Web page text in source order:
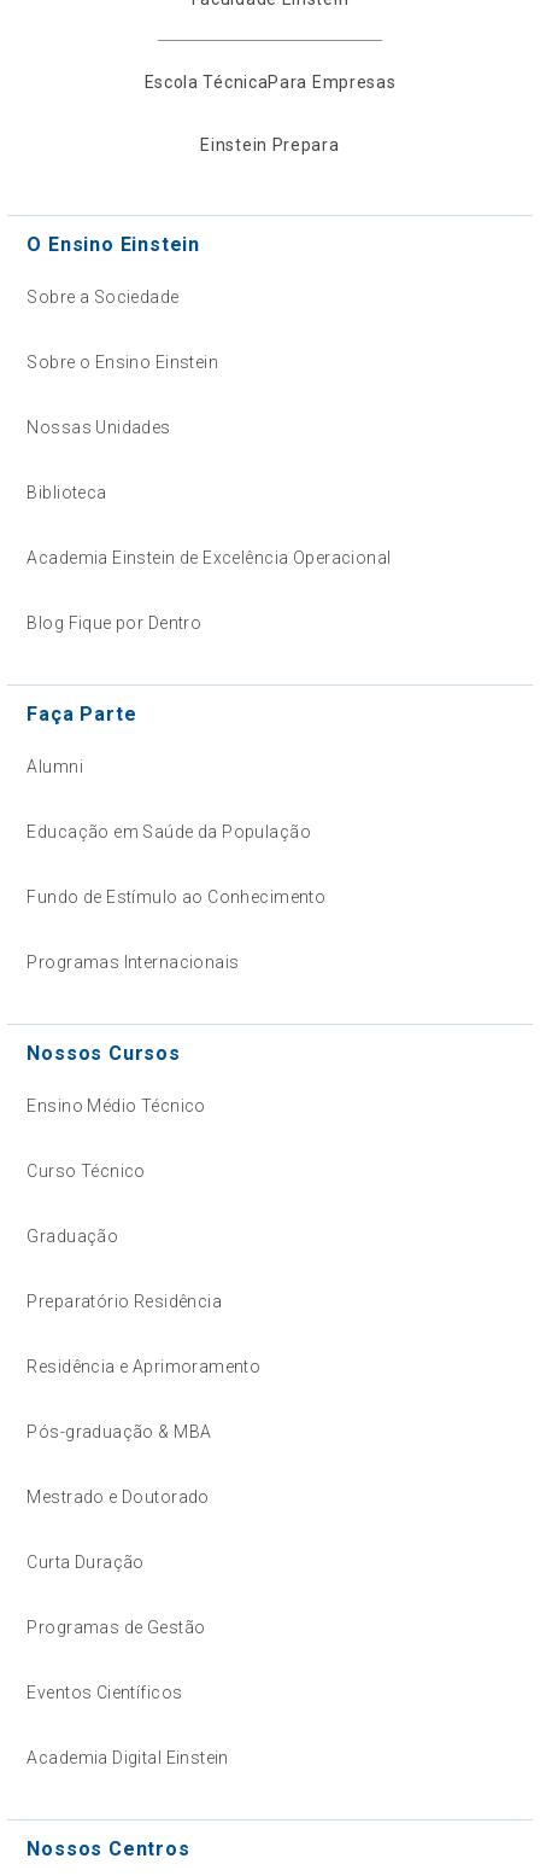
Escola TécnicaPara Empresas
Einstein Prepara
O Ensino Einstein
Sobre a Sociedade
Sobre o Ensino Einstein
Nossas Unidades
Biblioteca
Academia Einstein de Excelência Operacional
Blog Fique por Dentro
Faça Parte
Alumni
Educação em Saúde da População
Fundo de Estímulo ao Conhecimento
Programas Internacionais
Nossos Cursos
Ensino Médio Técnico
Curso Técnico
Graduação
Preparatório Residência
Residência e Aprimoramento
Pós-graduação & MBA
Mestrado e Doutorado
Curta Duração
Programas de Gestão
Eventos Científicos
Academia Digital Einstein
Nossos Centros